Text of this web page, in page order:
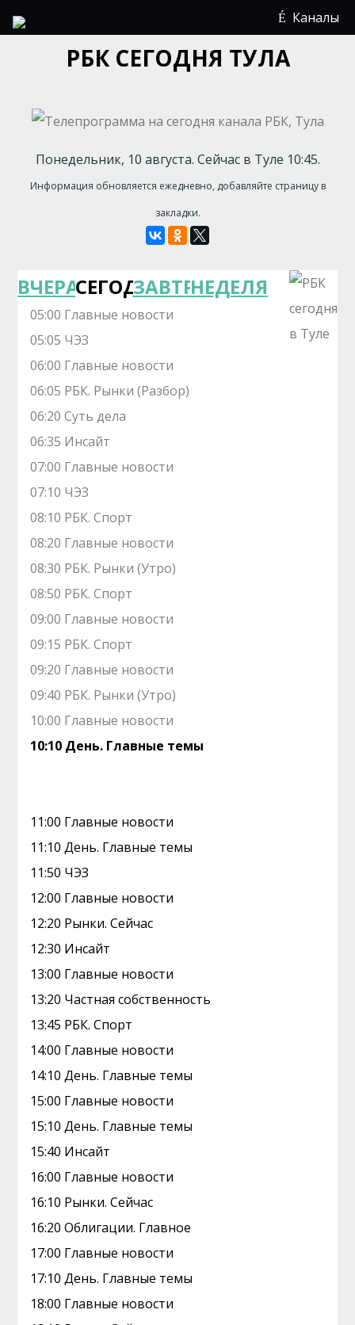
Каналы
РБК СЕГОДНЯ ТУЛА
Понедельник, 10 августа. Сейчас в Туле 10:45.
Информация обновляется ежедневно, добавляйте страницу в
закладки.
ВЧЕРАСЕГОДНЯЗАВТРАНЕДЕЛЯ
05:00 Главные новости
05:05 ЧЭЗ
06:00 Главные новости
06:05 РБК. Рынки (Разбор)
06:20 Суть дела
06:35 Инсайт
07:00 Главные новости
07:10 ЧЭЗ
08:10 РБК. Спорт
08:20 Главные новости
08:30 РБК. Рынки (Утро)
08:50 РБК. Спорт
09:00 Главные новости
09:15 РБК. Спорт
09:20 Главные новости
09:40 РБК. Рынки (Утро)
10:00 Главные новости
10:10 День. Главные темы
11:00 Главные новости
11:10 День. Главные темы
11:50 ЧЭЗ
12:00 Главные новости
12:20 Рынки. Сейчас
12:30 Инсайт
13:00 Главные новости
13:20 Частная собственность
13:45 РБК. Спорт
14:00 Главные новости
14:10 День. Главные темы
15:00 Главные новости
15:10 День. Главные темы
15:40 Инсайт
16:00 Главные новости
16:10 Рынки. Сейчас
16:20 Облигации. Главное
17:00 Главные новости
17:10 День. Главные темы
18:00 Главные новости